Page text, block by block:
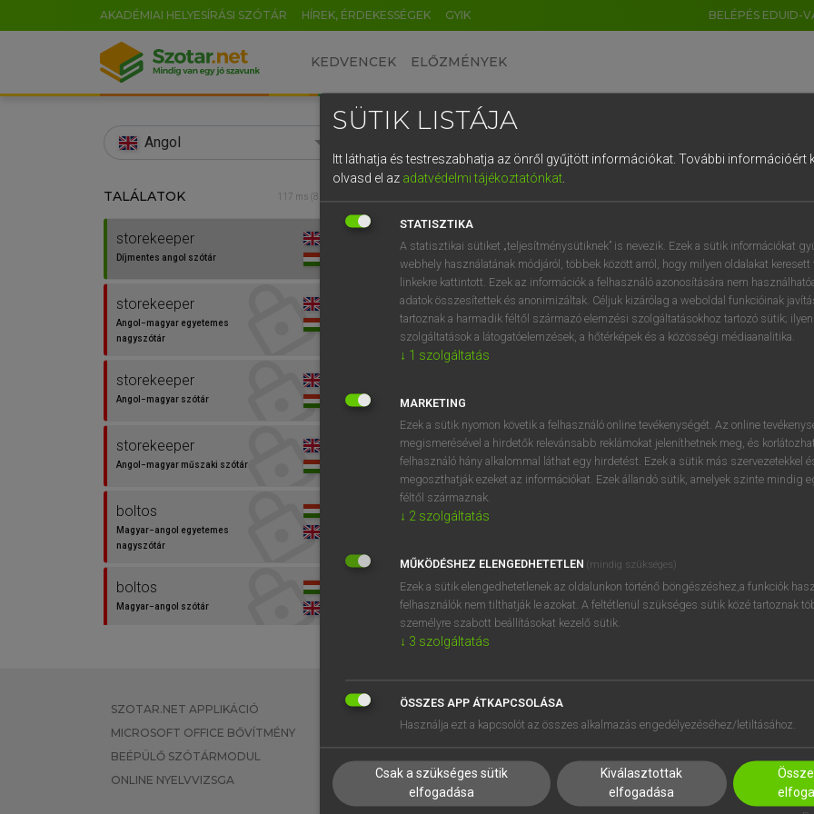
AKADÉMIAI HELYESÍRÁSI SZÓTÁR HÍREK, ÉRDEKESSÉGEK GYIK BELÉPÉS EDUID-
KEDVENCEK ELŐZMÉNYEK
Angol
TALÁLATOK 117 ms (8 db)
storekeeper
Díjmentes angol szótár
storekeeper
Angol−magyar egyetemes
nagyszótár
storekeeper
Angol−magyar szótár
storekeeper
Angol−magyar műszaki szótár
boltos
Magyar−angol egyetemes
nagyszótár
boltos
Magyar−angol szótár
szertáros
Magyar−angol egyetemes
nagyszótár
Díjmentes angol szótár
storekeeper fn
kereskedő
boltos
anyagkezelő
⚲ storekeeperkeresése szótárainkban
SZOTAR.NET APPLIKÁCIÓ
MICROSOFT OFFICE BŐVÍTMÉNY
BEÉPÜLŐ SZÓTÁRMODUL
ONLINE NYELVVIZSGA
EGYÉNI FELHASZNÁLÓKNAK
TANULÓKNAK
VÁLLALATI MEGOLDÁSOK
SÚGÓ
RÓLUNK
SÜTI BEÁLLÍTÁSOK
SÜTIK LISTÁJA
Itt láthatja és testreszabhatja az önről gyűjtött információkat. További információért
olvasd el az adatvédelmi tájékoztatónkat.
STATISZTIKA
A statisztikai sütiket „teljesítménysütiknek” is nevezik. Ezek a sütik információkat
webhely használatának módjáról, többek között arról, hogy milyen oldalakat keresett
linkekre kattintott. Ezek az információk a felhasználó azonosítására nem
adatok összesítettek és anonimizáltak. Céljuk kizárólag a weboldal funkcióinak
tartoznak a harmadik féltől származó elemzési szolgáltatásokhoz tartozó sütik;
szolgáltatások a látogatóelemzések, a hőtérképek és a közösségi médiaanalitika.
↓ 1 szolgáltatás
MARKETING
Ezek a sütik nyomon követik a felhasználó online tevékenységét. Az online
megismerésével a hirdetők relevánsabb reklámokat jeleníthetnek meg, és
felhasználó hány alkalommal láthat egy hirdetést. Ezek a sütik más szervezetekkel
megoszthatják ezeket az információkat. Ezek állandó sütik, amelyek szinte mindig
féltől származnak.
↓ 2 szolgáltatás
MŰKÖDÉSHEZ ELENGEDHETETLEN (mindig szükséges)
Ezek a sütik elengedhetetlenek az oldalunkon történő böngészéshez,a funkciók
felhasználók nem tilthatják le azokat. A feltétlenül szükséges sütik közé tartoznak
személyre szabott beállításokat kezelő sütik.
↓ 3 szolgáltatás
ÖSSZES APP ÁTKAPCSOLÁSA
Használja ezt a kapcsolót az összes alkalmazás engedélyezéséhez/letiltásához.
Csak a szükséges sütik
elfogadása
Kiválasztottak
elfogadása
EN HU DE CN FR ES IT NL
0 1 2 3 4 5 6 7 8 9
q w e r t z u i
a s d f g h j k l é
í y x c v b n m , .